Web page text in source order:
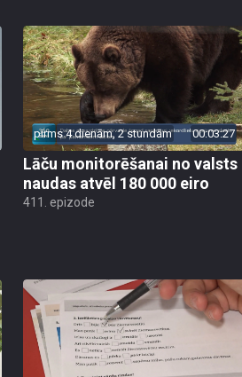
pirms 4 dienām, 2 stundām 00:03:27
Lāču monitorēšanai no valsts
naudas atvēl 180 000 eiro
411. epizode